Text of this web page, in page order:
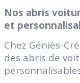
Nos abris
et
Chez Géniès-
des abris de